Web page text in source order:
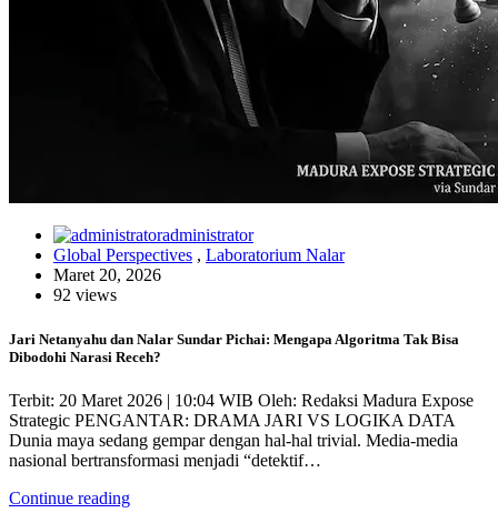
administrator
Global Perspectives , Laboratorium Nalar
Maret 20, 2026
92 views
Jari Netanyahu dan Nalar Sundar Pichai: Mengapa Algoritma Tak Bisa
Dibodohi Narasi Receh?
Terbit: 20 Maret 2026 | 10:04 WIB Oleh: Redaksi Madura Expose
Strategic PENGANTAR: DRAMA JARI VS LOGIKA DATA
Dunia maya sedang gempar dengan hal-hal trivial. Media-media
nasional bertransformasi menjadi “detektif…
Continue reading